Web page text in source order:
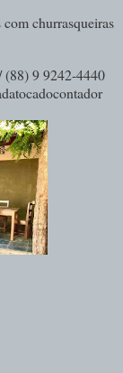
churrasqueiras
(88) 9 9242-4440